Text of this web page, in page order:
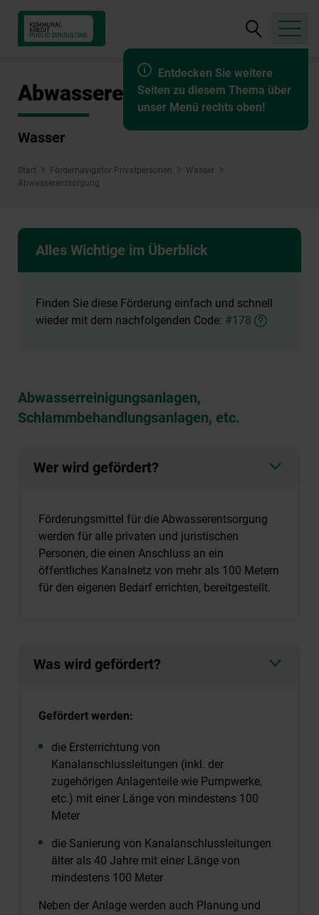
Entdecken Sie weitere
Seiten zu diesem Thema über
unser Menü rechts oben!
Suche
öffnen
Abwasserentsorgung
Wasser
Start Fördernavigator Privatpersonen
Wasser
Abwasserentsorgung
Alles Wichtige im Überblick
Finden Sie diese Förderung einfach und schnell
wieder mit dem nachfolgenden Code: #178
Abwasserreinigungsanlagen,
Schlammbehandlungsanlagen, etc.
Wer wird gefördert?
Förderungsmittel für die Abwasserentsorgung
werden für alle privaten und juristischen
Personen, die einen Anschluss an ein
öffentliches Kanalnetz von mehr als 100 Metern
für den eigenen Bedarf errichten, bereitgestellt.
Was wird gefördert?
Gefördert werden:
die Ersterrichtung von
Kanalanschlussleitungen (inkl. der
zugehörigen Anlagenteile wie Pumpwerke,
etc.) mit einer Länge von mindestens 100
Meter
die Sanierung von Kanalanschlussleitungen
älter als 40 Jahre mit einer Länge von
mindestens 100 Meter
Neben der Anlage werden auch Planung und